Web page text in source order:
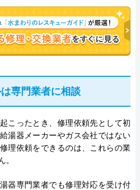
専門業者に相談
こったとき、修理依頼先として初
湯器メーカーやガス会社ではない
理依頼をできるのは、これらの業
。
器専門業者でも修理対応を受け付